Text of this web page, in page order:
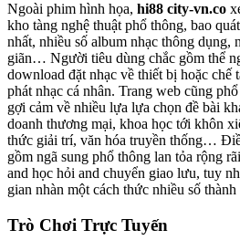
Ngoài phim hình họa, hi88 city-vn.co
kho tàng nghệ thuật phổ thông, bao
nhất, nhiều số album nhạc thông dụng,
giãn… Người tiêu dùng chắc gồm thể
download đặt nhạc về thiết bị hoặc chế
phát nhạc cá nhân. Trang web cũng
gợi cảm về nhiều lựa lựa chọn đề bài
doanh thương mại, khoa học tới khôn
thức giải trí, văn hóa truyền thống…
gồm ngã sung phổ thông lan tỏa rộng
and học hỏi and chuyển giao lưu, tuy
gian nhàn một cách thức nhiều số thành
Trò Chơi Trực Tuyến